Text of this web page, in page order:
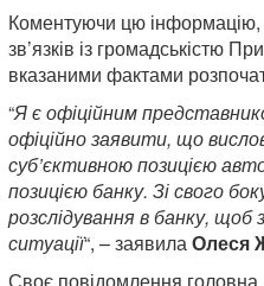
Коментуючи цю інформацію,
зв’язків із громадськістю
вказаними фактами
“Я є офіційним
офіційно заявити, що
суб’єктивною позицією
позицією банку. Зі свого
розслідування в банку, щоб
ситуації“, – заявилаОлеся